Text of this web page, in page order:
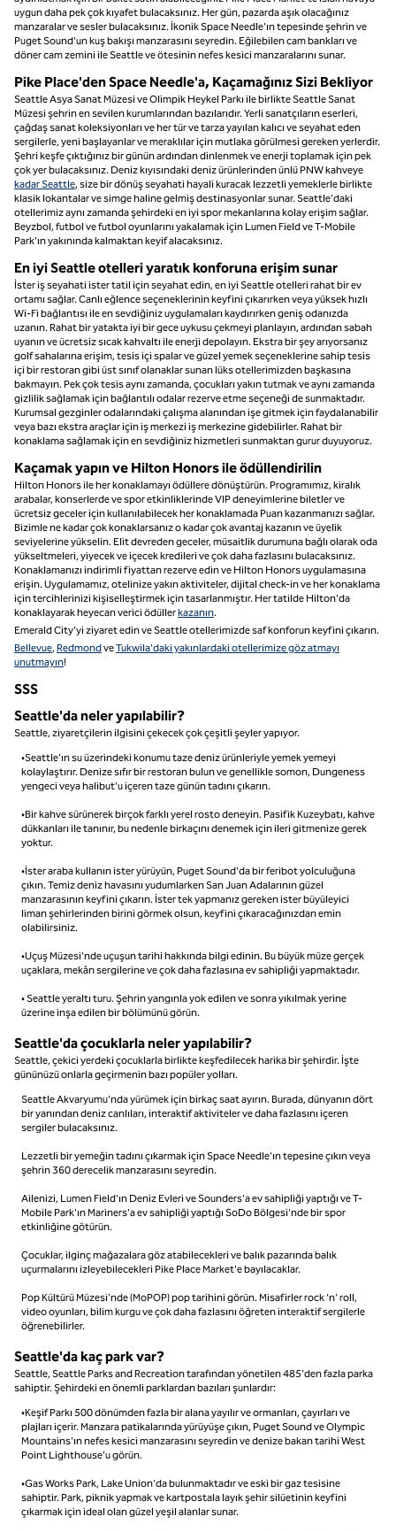
uygun daha pek çok kıyafet bulacaksınız. Her gün, pazarda aşık olacağınız
manzaralar ve sesler bulacaksınız. İkonik Space Needle'ın tepesinde şehrin ve
Puget Sound'un kuş bakışı manzarasını seyredin. Eğilebilen cam bankları ve
döner cam zemini ile Seattle ve ötesinin nefes kesici manzaralarını sunar.
Pike Place'den Space Needle'a, Kaçamağınız Sizi Bekliyor
Seattle Asya Sanat Müzesi ve Olimpik Heykel Parkı ile birlikte Seattle Sanat
Müzesi şehrin en sevilen kurumlarından bazılarıdır. Yerli sanatçıların eserleri,
çağdaş sanat koleksiyonları ve her tür ve tarza yayılan kalıcı ve seyahat eden
sergilerle, yeni başlayanlar ve meraklılar için mutlaka görülmesi gereken yerlerdir.
Şehri keşfe çıktığınız bir günün ardından dinlenmek ve enerji toplamak için pek
çok yer bulacaksınız. Deniz kıyısındaki deniz ürünlerinden ünlü PNW kahveye
kadar Seattle, size bir dönüş seyahati hayali kuracak lezzetli yemeklerle birlikte
klasik lokantalar ve simge haline gelmiş destinasyonlar sunar. Seattle'daki
otellerimiz aynı zamanda şehirdeki en iyi spor mekanlarına kolay erişim sağlar.
Beyzbol, futbol ve futbol oyunlarını yakalamak için Lumen Field ve T-Mobile
Park'ın yakınında kalmaktan keyif alacaksınız.
En iyi Seattle otelleri yaratık konforuna erişim sunar
İster iş seyahati ister tatil için seyahat edin, en iyi Seattle otelleri rahat bir ev
ortamı sağlar. Canlı eğlence seçeneklerinin keyfini çıkarırken veya yüksek hızlı
Wi-Fi bağlantısı ile en sevdiğiniz uygulamaları kaydırırken geniş odanızda
uzanın. Rahat bir yatakta iyi bir gece uykusu çekmeyi planlayın, ardından sabah
uyanın ve ücretsiz sıcak kahvaltı ile enerji depolayın. Ekstra bir şey arıyorsanız
golf sahalarına erişim, tesis içi spalar ve güzel yemek seçeneklerine sahip tesis
içi bir restoran gibi üst sınıf olanaklar sunan lüks otellerimizden başkasına
bakmayın. Pek çok tesis aynı zamanda, çocukları yakın tutmak ve aynı zamanda
gizlilik sağlamak için bağlantılı odalar rezerve etme seçeneği de sunmaktadır.
Kurumsal gezginler odalarındaki çalışma alanından işe gitmek için faydalanabilir
veya bazı ekstra araçlar için iş merkezi iş merkezine gidebilirler. Rahat bir
konaklama sağlamak için en sevdiğiniz hizmetleri sunmaktan gurur duyuyoruz.
Kaçamak yapın ve Hilton Honors ile ödüllendirilin
Hilton Honors ile her konaklamayı ödüllere dönüştürün. Programımız, kiralık
arabalar, konserlerde ve spor etkinliklerinde VIP deneyimlerine biletler ve
ücretsiz geceler için kullanılabilecek her konaklamada Puan kazanmanızı sağlar.
Bizimle ne kadar çok konaklarsanız o kadar çok avantaj kazanın ve üyelik
seviyelerine yükselin. Elit devreden geceler, müsaitlik durumuna bağlı olarak oda
yükseltmeleri, yiyecek ve içecek kredileri ve çok daha fazlasını bulacaksınız.
Konaklamanızı indirimli fiyattan rezerve edin ve Hilton Honors uygulamasına
erişin. Uygulamamız, otelinize yakın aktiviteler, dijital check-in ve her konaklama
için tercihlerinizi kişiselleştirmek için tasarlanmıştır. Her tatilde Hilton'da
konaklayarak heyecan verici ödüllerkazanın.
Emerald City'yi ziyaret edin ve Seattle otellerimizde saf konforun keyfini çıkarın.
Bellevue, RedmondveTukwila'daki yakınlardaki otellerimize göz atmayı
unutmayın!
SSS
Seattle'da neler yapılabilir?
Seattle, ziyaretçilerin ilgisini çekecek çok çeşitli şeyler yapıyor.
•Seattle'ın su üzerindeki konumu taze deniz ürünleriyle yemek yemeyi
kolaylaştırır. Denize sıfır bir restoran bulun ve genellikle somon, Dungeness
yengeci veya halibut'u içeren taze günün tadını çıkarın.
•Bir kahve sürünerek birçok farklı yerel rosto deneyin. Pasifik Kuzeybatı, kahve
dükkanları ile tanınır, bu nedenle birkaçını denemek için ileri gitmenize gerek
yoktur.
•İster araba kullanın ister yürüyün, Puget Sound'da bir feribot yolculuğuna
çıkın. Temiz deniz havasını yudumlarken San Juan Adalarının güzel
manzarasının keyfini çıkarın. İster tek yapmanız gereken ister büyüleyici
liman şehirlerinden birini görmek olsun, keyfini çıkaracağınızdan emin
olabilirsiniz.
•Uçuş Müzesi'nde uçuşun tarihi hakkında bilgi edinin. Bu büyük müze gerçek
uçaklara, mekân sergilerine ve çok daha fazlasına ev sahipliği yapmaktadır.
• Seattle yeraltı turu. Şehrin yangınla yok edilen ve sonra yıkılmak yerine
üzerine inşa edilen bir bölümünü görün.
Seattle'da çocuklarla neler yapılabilir?
Seattle, çekici yerdeki çocuklarla birlikte keşfedilecek harika bir şehirdir. İşte
gününüzü onlarla geçirmenin bazı popüler yolları.
Seattle Akvaryumu'nda yürümek için birkaç saat ayırın. Burada, dünyanın dört
bir yanından deniz canlıları, interaktif aktiviteler ve daha fazlasını içeren
sergiler bulacaksınız.
Lezzetli bir yemeğin tadını çıkarmak için Space Needle'ın tepesine çıkın veya
şehrin 360 derecelik manzarasını seyredin.
Ailenizi, Lumen Field'ın Deniz Evleri ve Sounders'a ev sahipliği yaptığı ve T-
Mobile Park'ın Mariners'a ev sahipliği yaptığı SoDo Bölgesi'nde bir spor
etkinliğine götürün.
Çocuklar, ilginç mağazalara göz atabilecekleri ve balık pazarında balık
uçurmalarını izleyebilecekleri Pike Place Market'e bayılacaklar.
Pop Kültürü Müzesi'nde (MoPOP) pop tarihini görün. Misafirler rock ‘n’ roll,
video oyunları, bilim kurgu ve çok daha fazlasını öğreten interaktif sergilerle
öğrenebilirler.
Seattle'da kaç park var?
Seattle, Seattle Parks and Recreation tarafından yönetilen 485'den fazla parka
sahiptir. Şehirdeki en önemli parklardan bazıları şunlardır:
•Keşif Parkı 500 dönümden fazla bir alana yayılır ve ormanları, çayırları ve
plajları içerir. Manzara patikalarında yürüyüşe çıkın, Puget Sound ve Olympic
Mountains'ın nefes kesici manzarasını seyredin ve denize bakan tarihi West
Point Lighthouse'u görün.
•Gas Works Park, Lake Union'da bulunmaktadır ve eski bir gaz tesisine
sahiptir. Park, piknik yapmak ve kartpostala layık şehir silüetinin keyfini
çıkarmak için ideal olan güzel yeşil alanlar sunar.